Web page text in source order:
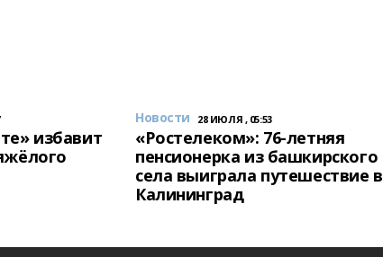
избавит
Новости 28 ИЮЛЯ , 05:53
«Ростелеком»: 76-летняя
пенсионерка из башкирского
села выиграла путешествие в
Калининград